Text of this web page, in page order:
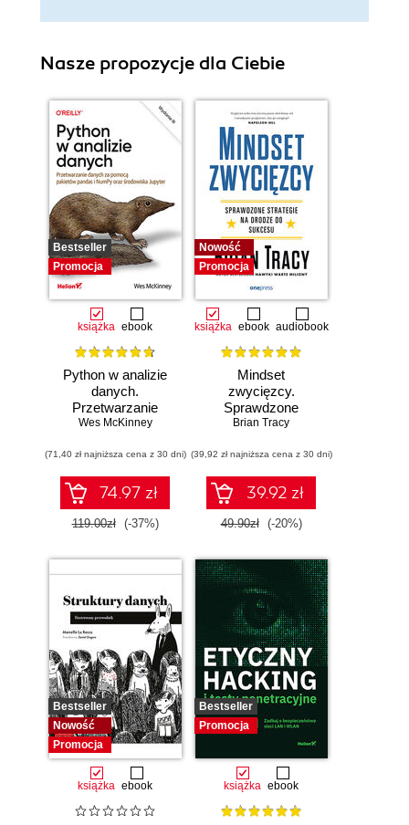
Nasze propozycje dla Ciebie
Bestseller
Promocja
książka ebook
Python w analizie
danych.
Przetwarzanie
danych za pomocą
NumPy oraz
środowiska
Jupyter. Wydanie
III
Wes McKinney
(71,40 zł najniższa cena z 30 dni)
74.97 zł
119.00zł (-37%)
Nowość
Promocja
książka ebook audiobook
Mindset
zwycięzcy.
Sprawdzone
strategie na drodze
Brian Tracy
(39,92 zł najniższa cena z 30 dni)
39.92 zł
49.90zł (-20%)
Bestseller
Nowość
Promocja
książka ebook
Bestseller
Promocja
książka ebook